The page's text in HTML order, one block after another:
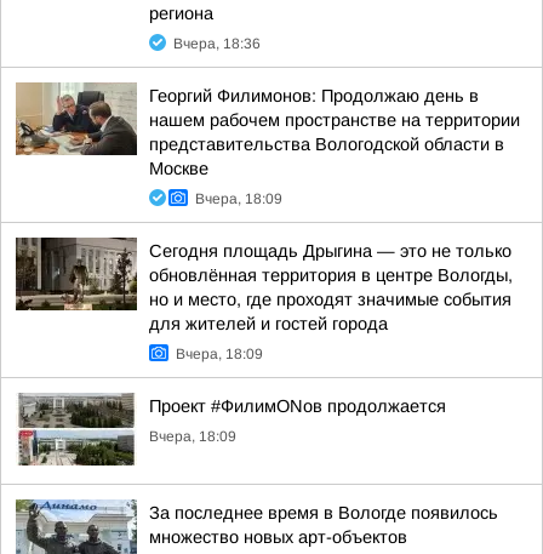
региона
Вчера, 18:36
Георгий Филимонов: Продолжаю день в
нашем рабочем пространстве на территории
представительства Вологодской области в
Москве
Вчера, 18:09
Сегодня площадь Дрыгина — это не только
обновлённая территория в центре Вологды,
но и место, где проходят значимые события
для жителей и гостей города
Вчера, 18:09
Проект #ФилимONов продолжается
Вчера, 18:09
За последнее время в Вологде появилось
множество новых арт-объектов